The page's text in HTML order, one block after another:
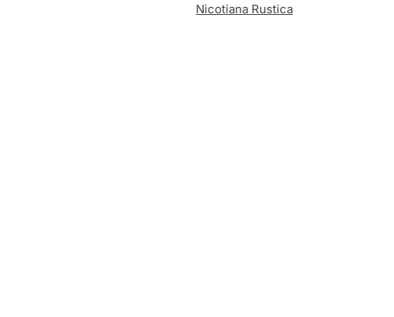
Nicotiana Rustica